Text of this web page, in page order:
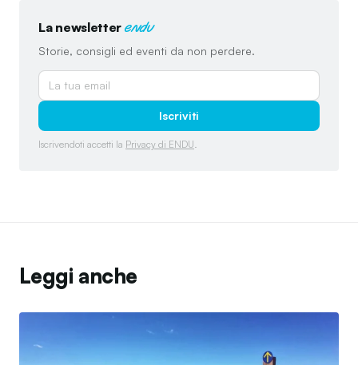
La newsletter endu
Storie, consigli ed eventi da non perdere.
Iscriviti
Iscrivendoti accetti la Privacy di ENDU.
Leggi anche